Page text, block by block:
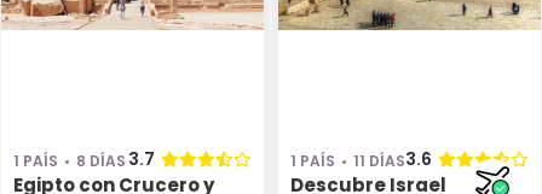
1 PAÍS 8 DÍAS 3.7
Egipto con Crucero y
1 PAÍS 11 DÍAS3.6
Descubre Israel